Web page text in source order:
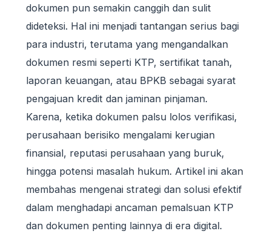
dokumen pun semakin canggih dan sulit
dideteksi. Hal ini menjadi tantangan serius bagi
para industri, terutama yang mengandalkan
dokumen resmi seperti KTP, sertifikat tanah,
laporan keuangan, atau BPKB sebagai syarat
pengajuan kredit dan jaminan pinjaman.
Karena, ketika dokumen palsu lolos verifikasi,
perusahaan berisiko mengalami kerugian
finansial, reputasi perusahaan yang buruk,
hingga potensi masalah hukum. Artikel ini akan
membahas mengenai strategi dan solusi efektif
dalam menghadapi ancaman pemalsuan KTP
dan dokumen penting lainnya di era digital.